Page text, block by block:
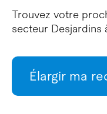
Trouvez votre
secteur Desjardins
Élargir ma